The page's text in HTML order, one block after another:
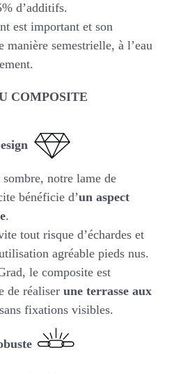
d’additifs.
est important et son
manière semestrielle, à l’eau
COMPOSITE
notre lame de
bénéficie d’un aspect
.
tout risque d’échardes et
agréable pieds nus.
le composite est
de réaliser une terrasse aux
fixations visibles.